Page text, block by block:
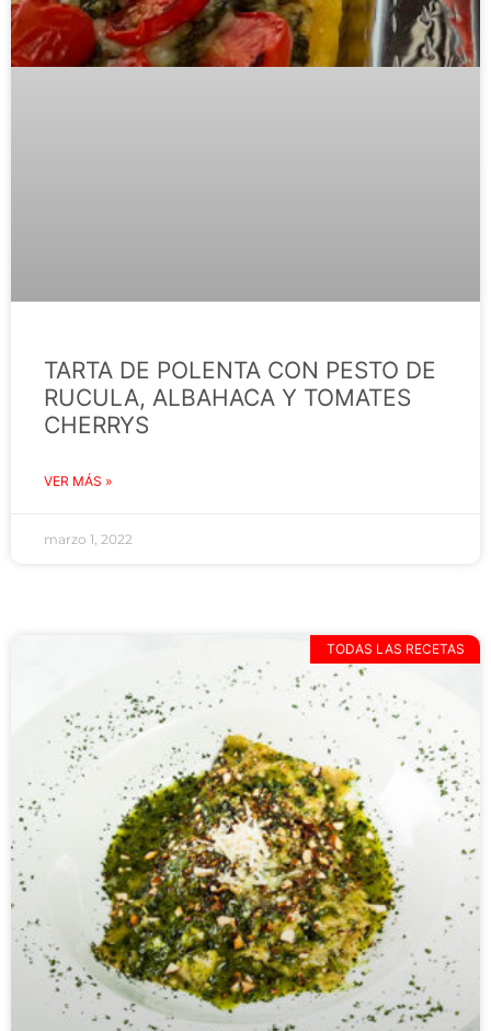
TARTA DE POLENTA CON PESTO DE
RUCULA, ALBAHACA Y TOMATES
CHERRYS
VER MÁS »
marzo 1, 2022
TODAS LAS RECETAS